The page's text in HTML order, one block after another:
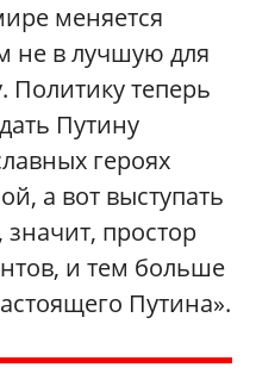
меняется
не в лучшую для
Политику теперь
Путину
героях
а вот выступать
простор
и тем больше
Путина».